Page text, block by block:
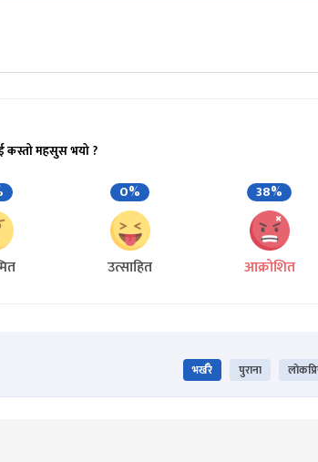
कस्तो महसुस भयो ?
0%
उत्साहित
38%
आक्रोशित
भर्खरै पुराना